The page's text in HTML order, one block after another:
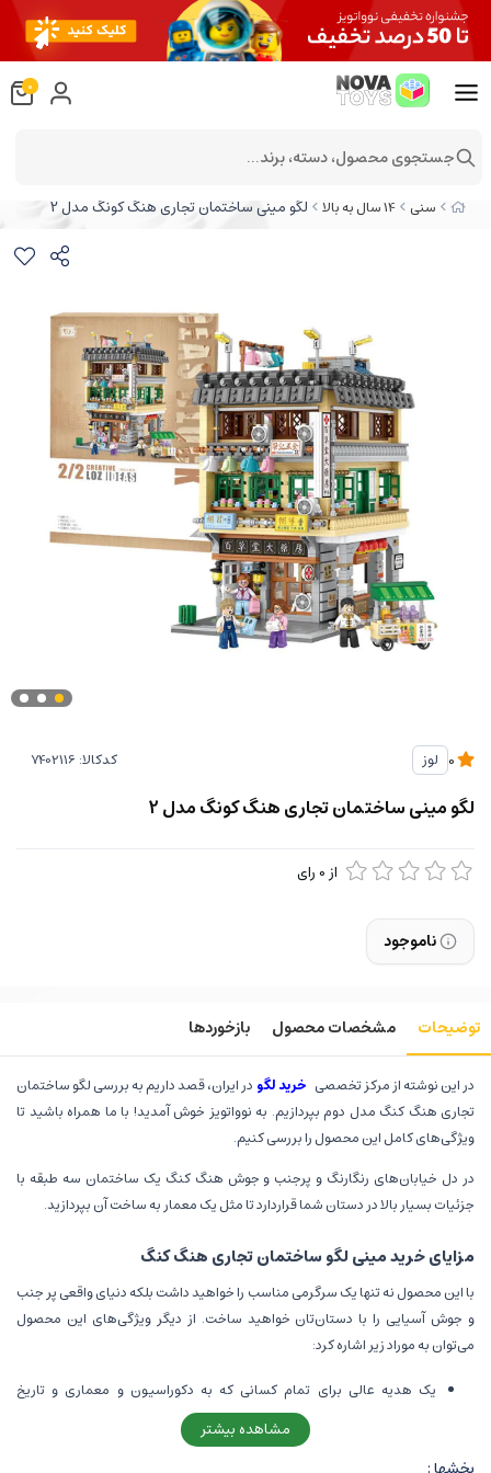
سنی 14 سال به بالا لگو مینی ساختمان تجاری هنگ کونگ مدل 2
لوز کدکالا:
لگو مینی ساختمان تجاری هنگ کونگ مدل 2
از 0 رای
ناموجود
توضیحات مشخصات محصول بازخوردها
در این نوشته از مرکز تخصصی خرید لگو در ایران، قصد داریم به بررسی لگو ساختمان
تجاری هنگ کنگ مدل دوم بپردازیم. به نوواتویز خوش آمدید! با ما همراه باشید تا
ویژگی‌های کامل این محصول را بررسی کنیم.
در دل خیابان‌های رنگارنگ و پرجنب و جوش هنگ کنگ یک ساختمان سه طبقه با
جزئیات بسیار بالا در دستان شما قراردارد تا مثل یک معمار به ساخت آن بپردازید.
مزایای خرید مینی لگو ساختمان تجاری هنگ کنگ
با این محصول نه تنها یک سرگرمی مناسب را خواهید داشت بلکه دنیای واقعی پر جنب
و جوش آسیایی را با دستان‌تان خواهید ساخت. از دیگر ویژگی‌های این محصول
می‌توان به موراد زیر اشاره کرد:
یک هدیه عالی برای تمام کسانی که به دکوراسیون و معماری و تاریخ
علاقه‌مند هستند، علی‌الخصوص تاریخ چین!
مشاهده بیشتر
0
جستجوی محصول، دسته، برند...